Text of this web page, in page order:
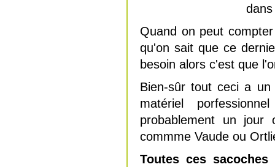
Quand on peut
qu'on sait que ce
besoin alors c'est que
Bien-sûr tout ceci a
matériel
probablement un
commme Vaude ou
Toutes ces